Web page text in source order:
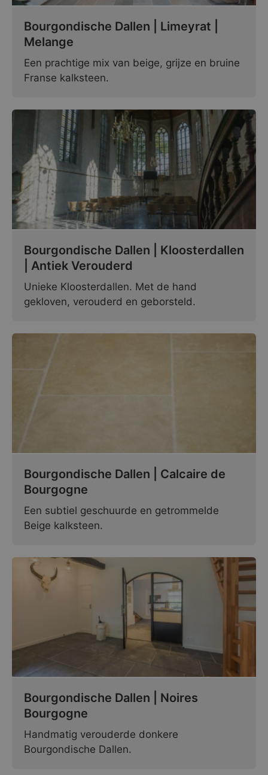
Bourgondische Dallen | Limeyrat |
Melange
Een prachtige mix van beige, grijze en bruine
Franse kalksteen.
Bourgondische Dallen | Kloosterdallen
| Antiek Verouderd
Unieke Kloosterdallen. Met de hand
gekloven, verouderd en geborsteld.
Bourgondische Dallen | Calcaire de
Bourgogne
Een subtiel geschuurde en getrommelde
Beige kalksteen.
Bourgondische Dallen | Noires
Bourgogne
Handmatig verouderde donkere
Bourgondische Dallen.